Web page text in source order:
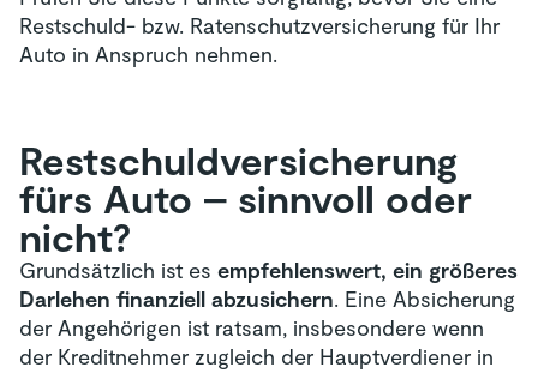
Restschuld- bzw. Ratenschutzversicherung für Ihr
Auto in Anspruch nehmen.
Restschuld­versicherung
fürs Auto – sinnvoll oder
nicht?
Grundsätzlich ist es empfehlenswert, ein größeres
Darlehen finanziell abzusichern. Eine Absicherung
der Angehörigen ist ratsam, insbesondere wenn
der Kreditnehmer zugleich der Hauptverdiener in